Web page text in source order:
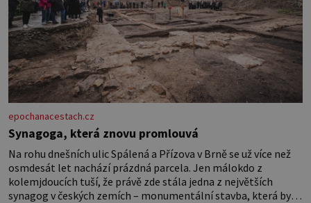
epochanacestach.cz
Synagoga, která znovu promlouvá
Na rohu dnešních ulic Spálená a Přízova v Brně se už více než
osmdesát let nachází prázdná parcela. Jen málokdo z
kolemjdoucích tuší, že právě zde stála jedna z největších
synagog v českých zemích – monumentální stavba, která byla